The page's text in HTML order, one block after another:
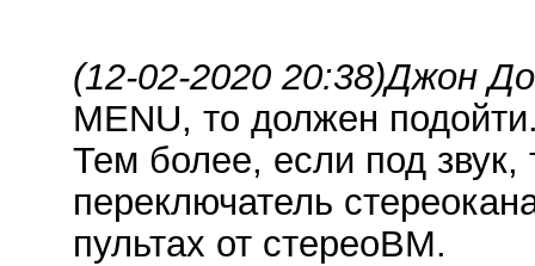
(12-02-2020 20:38)Джон
MENU, то должен
Тем более, если под звук,
переключатель
пультах от стереоВМ.